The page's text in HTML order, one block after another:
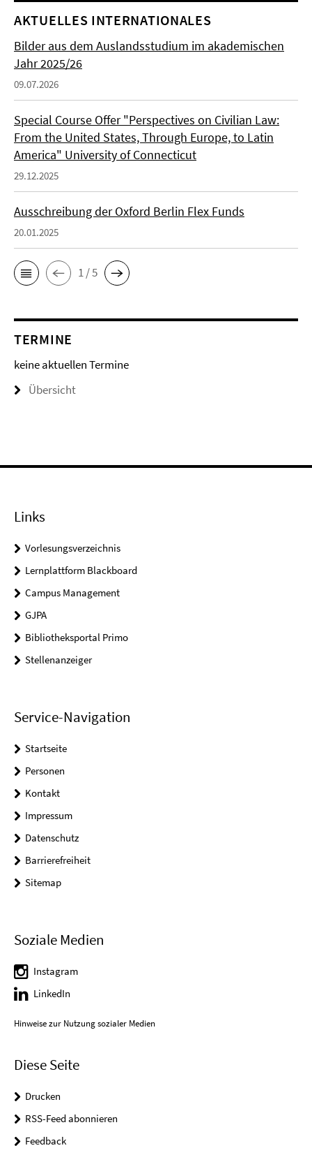
AKTUELLES INTERNATIONALES
Bilder aus dem Auslandsstudium im akademischen
Jahr 2025/26
09.07.2026
Special Course Offer "Perspectives on Civilian Law:
From the United States, Through Europe, to Latin
America" University of Connecticut
29.12.2025
Ausschreibung der Oxford Berlin Flex Funds
20.01.2025
1 / 5
TERMINE
keine aktuellen Termine
Übersicht
Links
Vorlesungsverzeichnis
Lernplattform Blackboard
Campus Management
GJPA
Bibliotheksportal Primo
Stellenanzeiger
Service-Navigation
Startseite
Personen
Kontakt
Impressum
Datenschutz
Barrierefreiheit
Sitemap
Soziale Medien
Instagram
LinkedIn
Hinweise zur Nutzung sozialer Medien
Diese Seite
Drucken
RSS-Feed abonnieren
Feedback